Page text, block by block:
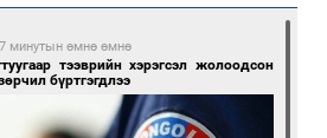
минутын өмнө өмнө
тээврийн хэрэгсэл жолоодсон
бүртгэгдлээ